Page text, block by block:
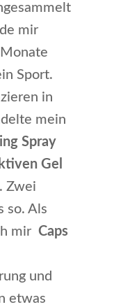
mir
Sport.
in
mein
Spray
Gel
Zwei
so. Als
mir Caps
und
etwas